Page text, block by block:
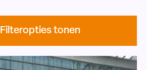
Filteropties tonen